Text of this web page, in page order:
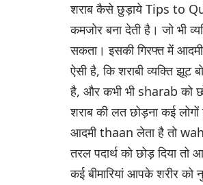
शराब कैसे छुड़ाये Tips to
कमजोर बना देती है। जो भी
सकता। इसकी गिरफ्त में
ऐसी है, कि शराबी व्यक्ति
है, और कभी भी sharab को
शराब की लत छोड़ना कई
आदमी thaan लेता है तो
तरल पदार्थ को छोड़ दिया
कई बीमारियां आपके शरीर